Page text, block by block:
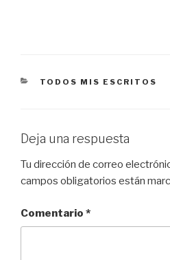
CATEGORÍAS
TODOS MIS ESCRITOS
Deja una respuesta
Tu dirección de correo
campos obligatorios están
Comentario *